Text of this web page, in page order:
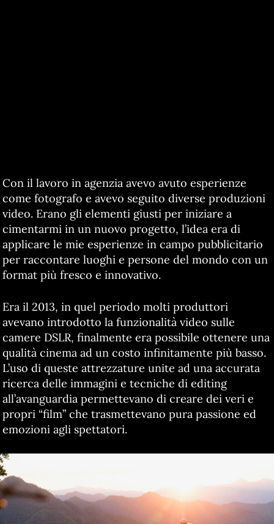
Con il lavoro in agenzia avevo avuto esperienze
come fotografo e avevo seguito diverse produzioni
video. Erano gli elementi giusti per iniziare a
cimentarmi in un nuovo progetto, l’idea era di
applicare le mie esperienze in campo pubblicitario
per raccontare luoghi e persone del mondo con un
format più fresco e innovativo.
Era il 2013, in quel periodo molti produttori
avevano introdotto la funzionalità video sulle
camere DSLR, finalmente era possibile ottenere una
qualità cinema ad un costo infinitamente più basso.
L’uso di queste attrezzature unite ad una accurata
ricerca delle immagini e tecniche di editing
all’avanguardia permettevano di creare dei veri e
propri “film” che trasmettevano pura passione ed
emozioni agli spettatori.